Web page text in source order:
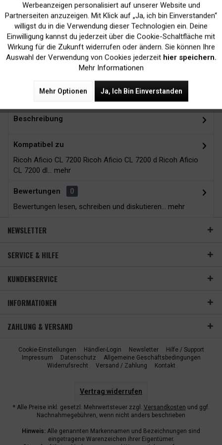
Kein Verlust der
Druckergarantie
Versand innerhalb von
24H*
Zubehör 9
Beschreibung
Kompatibel zu
Ricoh Aficio CL 7200 Ricoh Aficio CL 7200 d Ricoh Aficio
CL 7200 dl... mehr
Bewertungen
0
Bewertungen lesen, schreiben und diskutieren... mehr
NEWSLETTER
SERVICE & HILFE
KUNDENSERVICE
INFORMATIONEN
ZAHLUNG & VERSAND
Cookie-Einstellungen Händler-Login Newsletter
Hilfe / Support
Impressum
Datenschutz
Allgemeine Geschäftsbedingungen
Widerrufsrecht
Versand / Zahlung Kontakt
Vertrag widerrufen
* Alle Preise inkl. gesetzl. Mehrwertsteuer zzgl. Versandkosten und ggf.
Nachnahmegebühren, wenn nicht anders beschrieben
Hinweis: Alle genannten Markennamen und Bezeichnungen sind
eingetragene Warenzeichen ihrer Eigentümer.
Marketing Inaktiv
Tracking Inaktiv
Werbeanzeigen personalisiert auf unserer Website und
Partnerseiten anzuzeigen. Mit Klick auf „Ja, ich bin Einverstanden“
willigst du in die Verwendung dieser Technologien ein. Deine
Einwilligung kannst du jederzeit über die Cookie-Schaltfläche mit
Wirkung für die Zukunft widerrufen oder ändern. Sie können Ihre
Auswahl der Verwendung von Cookies jederzeit hier speichern.
Mehr Informationen
Mehr Optionen Ja, Ich Bin Einverstanden